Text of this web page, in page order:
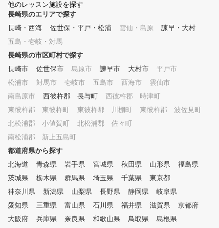
他のレッスン施設を探す
長崎県のエリアで探す
長崎・西海
佐世保・平戸・松浦 雲仙・島原
諫早・大村
五島・壱岐・対馬
長崎県の市区町村で探す
長崎市
佐世保市 島原市 諫早市 大村市
平戸市
松浦市
対馬市 壱岐市 五島市 西海市
雲仙市
南島原市
西彼杵郡 長与町
西彼杵郡 時津町
東彼杵郡 東彼杵町
東彼杵郡 川棚町
東彼杵郡 波佐見町
北松浦郡 小値賀町
北松浦郡 佐々町
南松浦郡 新上五島町
都道府県から探す
北海道
青森県 岩手県 宮城県 秋田県 山形県
福島県
茨城県
栃木県 群馬県 埼玉県 千葉県
東京都
神奈川県
新潟県 山梨県 長野県 静岡県
岐阜県
愛知県
三重県 富山県 石川県 福井県 滋賀県
京都府
大阪府
兵庫県 奈良県 和歌山県 鳥取県
島根県